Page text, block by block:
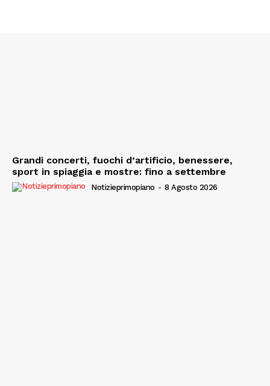
Grandi concerti, fuochi d’artificio, benessere,
sport in spiaggia e mostre: fino a settembre
Notizieprimopiano - 8 Agosto 2026